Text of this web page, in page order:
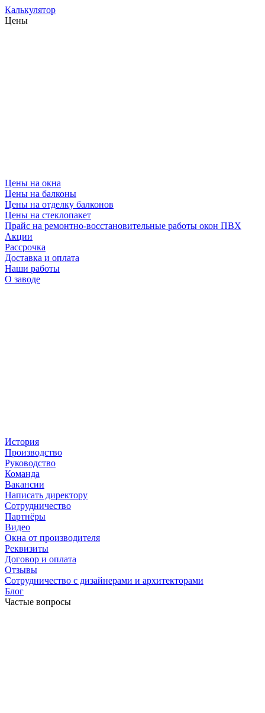
Калькулятор
Цены
Цены на окна
Цены на балконы
Цены на отделку балконов
Цены на стеклопакет
Прайс на ремонтно-восстановительные работы окон ПВХ
Акции
Рассрочка
Доставка и оплата
Наши работы
О заводе
История
Производство
Руководство
Команда
Вакансии
Написать директору
Сотрудничество
Партнёры
Видео
Окна от производителя
Реквизиты
Договор и оплата
Отзывы
Сотрудничество с дизайнерами и архитекторами
Блог
Частые вопросы